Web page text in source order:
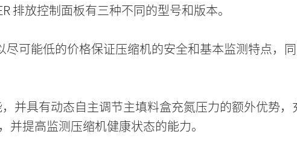
排放控制面板有三种不同的型号和版本。
可能低的价格保证压缩机的安全和基本监测特点，
并具有动态自主调节主填料盒充氮压力的额外优势
提高监测压缩机健康状态的能力。